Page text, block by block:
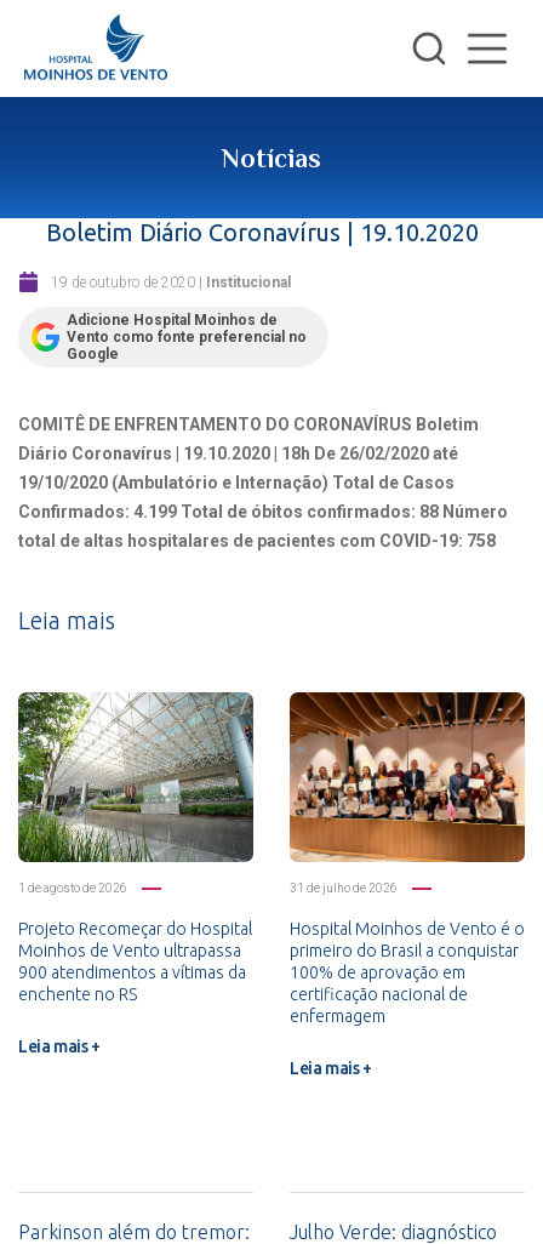
Notícias
Boletim Diário Coronavírus | 19.10.2020
19 de outubro de 2020 | Institucional
Adicione Hospital Moinhos de
Vento como fonte preferencial no
Google
COMITÊ DE ENFRENTAMENTO DO CORONAVÍRUS Boletim
Diário Coronavírus | 19.10.2020 | 18h De 26/02/2020 até
19/10/2020 (Ambulatório e Internação) Total de Casos
Confirmados: 4.199 Total de óbitos confirmados: 88 Número
total de altas hospitalares de pacientes com COVID-19: 758
Leia mais
1 de agosto de 2026
Projeto Recomeçar do Hospital
Moinhos de Vento ultrapassa
900 atendimentos a vítimas da
enchente no RS
Leia mais +
31 de julho de 2026
Hospital Moinhos de Vento é o
primeiro do Brasil a conquistar
100% de aprovação em
certificação nacional de
enfermagem
Leia mais +
Parkinson além do tremor:
Julho Verde: diagnóstico